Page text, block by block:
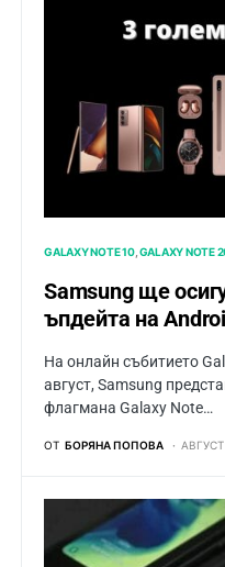
GALAXY NOTE 10 GALAXY NOTE
Samsung ще
ъпдейта на
На онлайн събитието
август, Samsung
флагмана Galaxy Note…
ОТ БОРЯНА ПОПОВА АВГУСТ